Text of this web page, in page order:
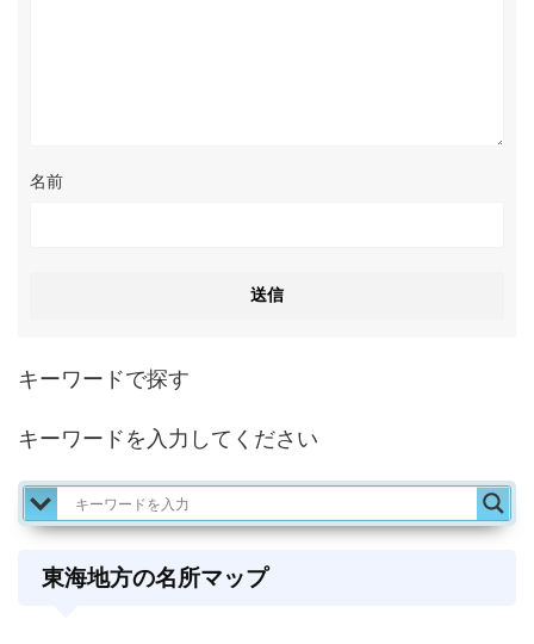
名前
キーワードで探す
キーワードを入力してください
東海地方の名所マップ